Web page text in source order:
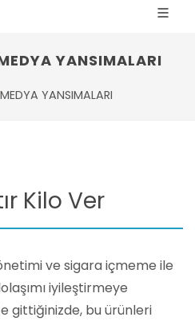
YANSIMALARI
MEDYA YANSIMALARI
Kilo Ver
ve sigara içmeme ile
iyileştirmeye
gittiğinizde, bu ürünleri